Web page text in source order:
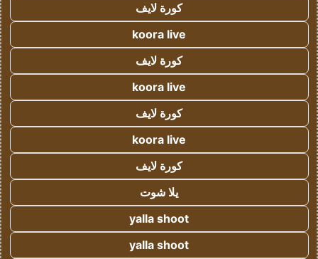
كورة لايف
koora live
كورة لايف
koora live
كورة لايف
koora live
كورة لايف
يلا شوت
yalla shoot
yalla shoot